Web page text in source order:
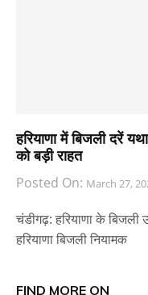
हरियाणा में बिजली दरें
को बड़ी राहत
Posted On: March 27,
चंडीगढ़: हरियाणा के
हरियाणा बिजली नियामक
FIND MORE ON